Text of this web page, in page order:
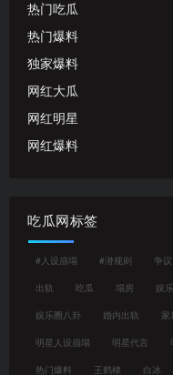
热门吃瓜
热门爆料
独家爆料
网红大瓜
网红明星
网红爆料
吃瓜网标签
#人设崩塌 #潜规则 争议
出轨 吃瓜 塌房 娱
娱乐圈八卦 婚内出轨 家
明星人设崩塌 明星代言
热门爆料 王鹤棣 白冰